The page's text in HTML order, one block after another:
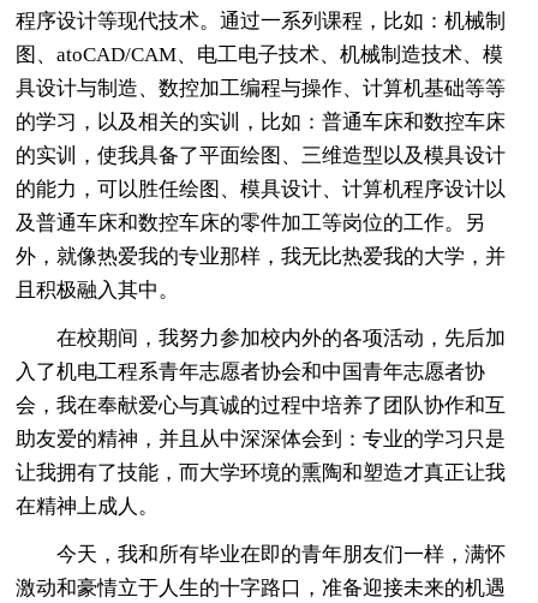
程序设计等现代技术。通过一系列课程，比如：机械制
图、atoCAD/CAM、电工电子技术、机械制造技术、模
具设计与制造、数控加工编程与操作、计算机基础等等
的学习，以及相关的实训，比如：普通车床和数控车床
的实训，使我具备了平面绘图、三维造型以及模具设计
的能力，可以胜任绘图、模具设计、计算机程序设计以
及普通车床和数控车床的零件加工等岗位的工作。另
外，就像热爱我的专业那样，我无比热爱我的大学，并
且积极融入其中。
在校期间，我努力参加校内外的各项活动，先后加
入了机电工程系青年志愿者协会和中国青年志愿者协
会，我在奉献爱心与真诚的过程中培养了团队协作和互
助友爱的精神，并且从中深深体会到：专业的学习只是
让我拥有了技能，而大学环境的熏陶和塑造才真正让我
在精神上成人。
今天，我和所有毕业在即的青年朋友们一样，满怀
激动和豪情立于人生的十字路口，准备迎接未来的机遇